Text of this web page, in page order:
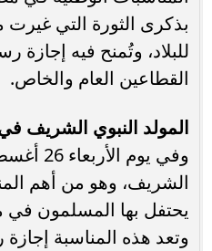
بذكرى الثورة التي غيرت
للبلاد، وتُمنح فيه إجازة
القطاعين العام والخاص.
المولد النبوي
وفي
الشريف، وهو من أهم
يحتفل بها المسلمون في
وتعد هذه المناسبة